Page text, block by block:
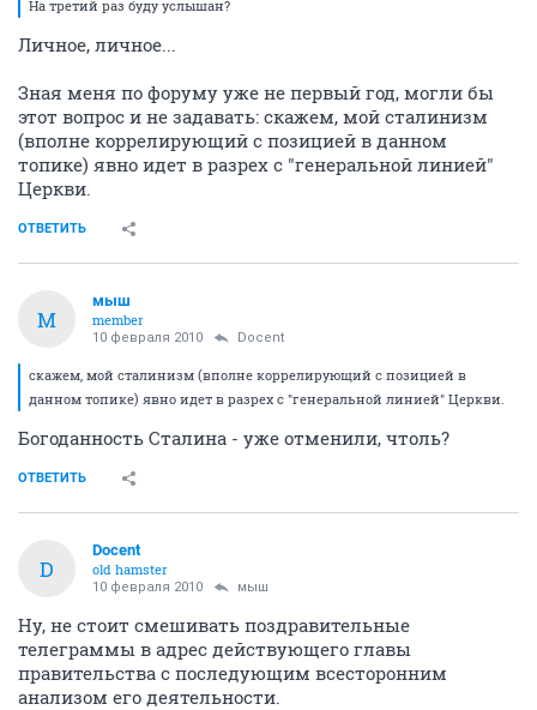
На третий раз буду услышан?
Личное, личное...
Зная меня по форуму уже не первый год, могли бы
этот вопрос и не задавать: скажем, мой сталинизм
(вполне коррелирующий с позицией в данном
топике) явно идет в разрех с "генеральной линией"
Церкви.
ОТВЕТИТЬ
М
мыш
member
10 февраля 2010 Docent
скажем, мой сталинизм (вполне коррелирующий с позицией в
данном топике) явно идет в разрех с "генеральной линией" Церкви.
Богоданность Сталина - уже отменили, чтоль?
ОТВЕТИТЬ
D
Docent
old hamster
10 февраля 2010 мыш
Ну, не стоит смешивать поздравительные
телеграммы в адрес действующего главы
правительства с последующим всесторонним
анализом его деятельности.